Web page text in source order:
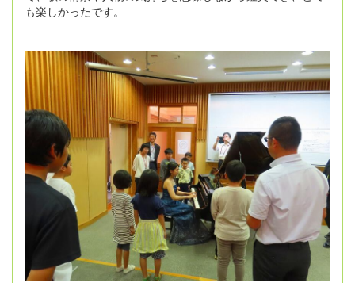
も楽しかったです。